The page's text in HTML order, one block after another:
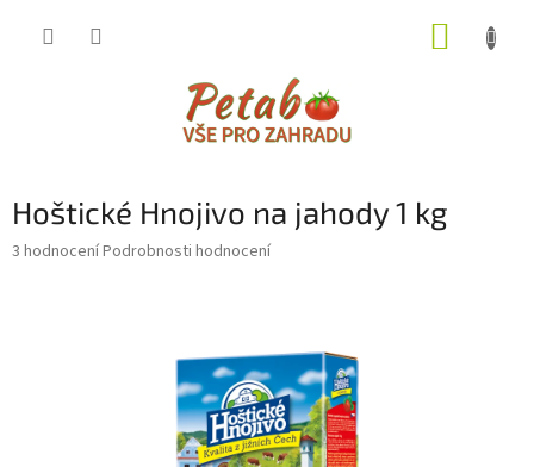
Hoštické Hnojivo na jahody 1 kg
Průměrné
3 hodnoceníPodrobnosti hodnocení